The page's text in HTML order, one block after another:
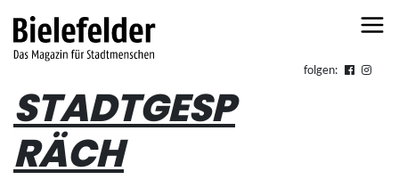
folgen:
STADTGESP
RÄCH